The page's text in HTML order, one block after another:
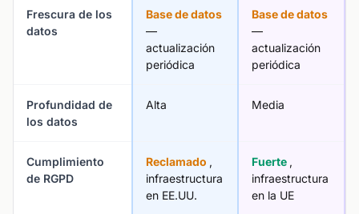
Frescura de los
datos
Base de datos
—
actualización
periódica
Base de datos
—
actualización
periódica
Profundidad de
los datos
Alta Media
Cumplimiento
de RGPD
Reclamado ,
infraestructura
en EE.UU.
Fuerte ,
infraestructura
en la UE